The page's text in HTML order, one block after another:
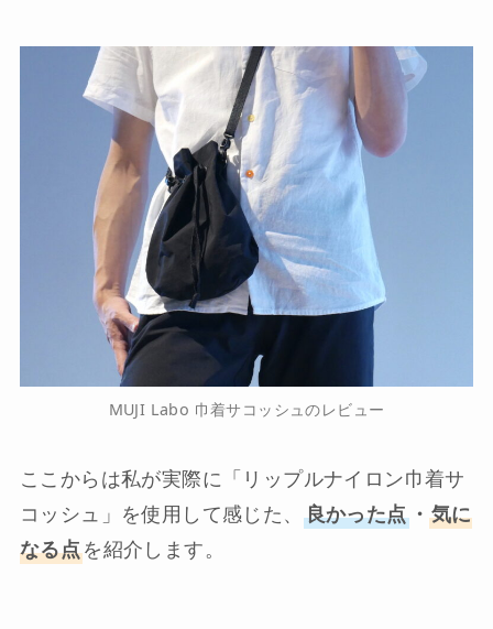
MUJI Labo 巾着サコッシュのレビュー
ここからは私が実際に「リップルナイロン巾着サ
コッシュ」を使用して感じた、 良かった点・ 気に
なる点を紹介します。